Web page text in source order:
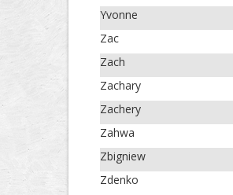
Yvonne
Zac
Zach
Zachary
Zachery
Zahwa
Zbigniew
Zdenko